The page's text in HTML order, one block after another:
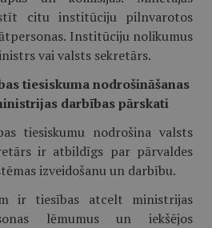
citu institūciju pilnvarotos
Institūciju nolikumus
vai valsts sekretārs.
tiesiskuma nodrošināšanas
darbības pārskati
tiesiskumu nodrošina valsts
ir atbildīgs par pārvaldes
izveidošanu un darbību.
ir tiesības atcelt ministrijas
lēmumus un iekšējos